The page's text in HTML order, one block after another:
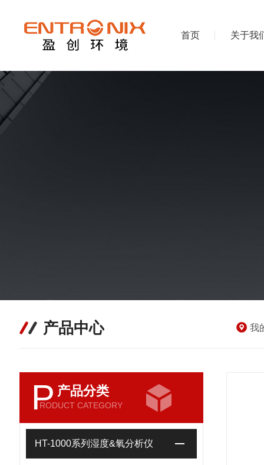
首页 关于我
产品中心 我
P 产品分类
RODUCT CATEGORY
HT-1000系列湿度&氧分析仪